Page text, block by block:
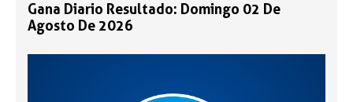
Gana Diario Resultado: Domingo 02 De
Agosto De 2026